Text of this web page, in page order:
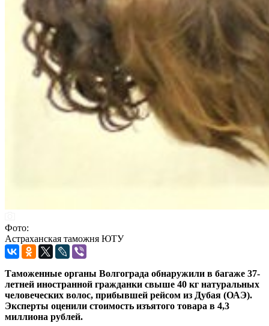
Фото:
Астраханская таможня ЮТУ
Таможенные органы Волгограда обнаружили в багаже 37-
летней иностранной гражданки свыше 40 кг натуральных
человеческих волос, прибывшей рейсом из Дубая (ОАЭ).
Эксперты оценили стоимость изъятого товара в 4,3
миллиона рублей.